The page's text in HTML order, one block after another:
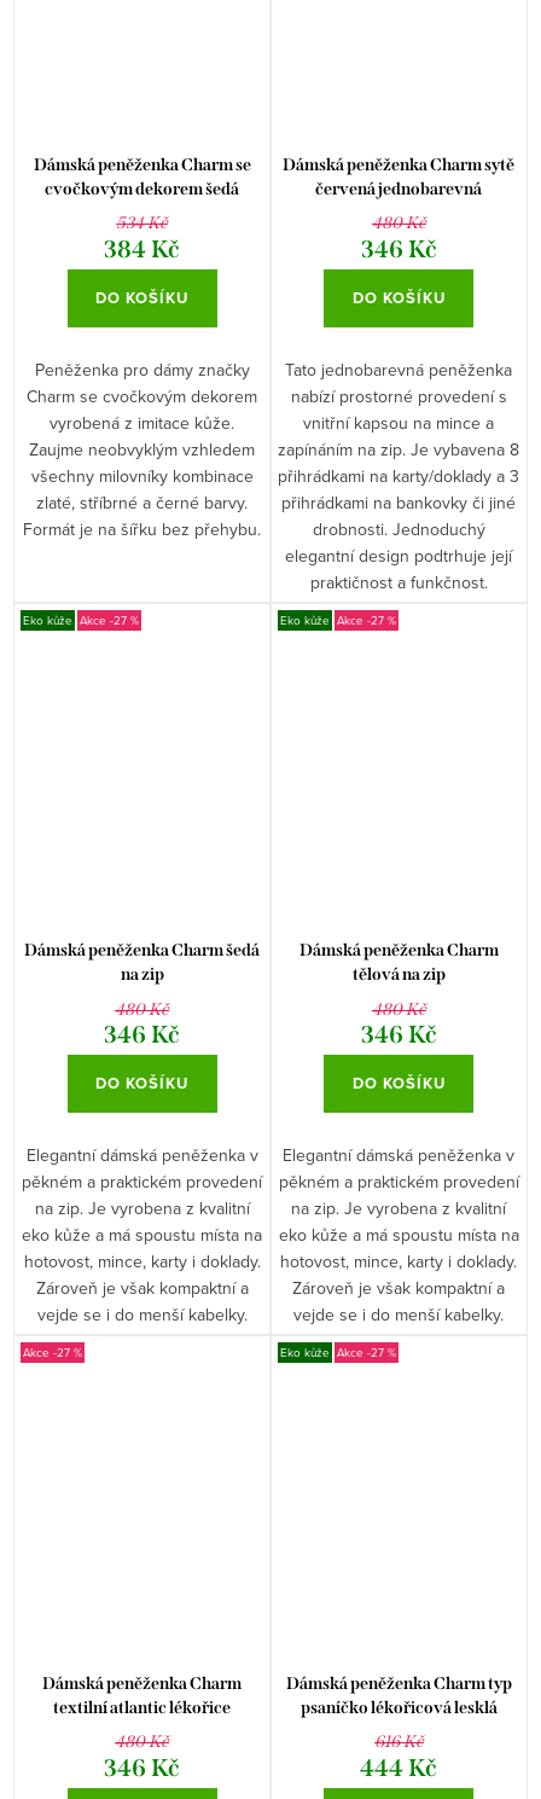
Dámská peněženka Charm se
cvočkovým dekorem šedá
534 Kč
384 Kč
DO KOŠÍKU
Peněženka pro dámy značky
Charm se cvočkovým dekorem
vyrobená z imitace kůže.
Zaujme neobvyklým vzhledem
všechny milovníky kombinace
zlaté, stříbrné a černé barvy.
Formát je na šířku bez přehybu.
Dámská peněženka Charm sytě
červená jednobarevná
480 Kč
346 Kč
DO KOŠÍKU
Tato jednobarevná peněženka
nabízí prostorné provedení s
vnitřní kapsou na mince a
zapínáním na zip. Je vybavena 8
přihrádkami na karty/doklady a 3
přihrádkami na bankovky či jiné
drobnosti. Jednoduchý
elegantní design podtrhuje její
praktičnost a funkčnost.
Eko kůže -27 %
Dámská peněženka Charm šedá
na zip
480 Kč
346 Kč
DO KOŠÍKU
Elegantní dámská peněženka v
pěkném a praktickém provedení
na zip. Je vyrobena z kvalitní
eko kůže a má spoustu místa na
hotovost, mince, karty i doklady.
Zároveň je však kompaktní a
vejde se i do menší kabelky.
Eko kůže -27 %
Dámská peněženka Charm
tělová na zip
480 Kč
346 Kč
DO KOŠÍKU
Elegantní dámská peněženka v
pěkném a praktickém provedení
na zip. Je vyrobena z kvalitní
eko kůže a má spoustu místa na
hotovost, mince, karty i doklady.
Zároveň je však kompaktní a
vejde se i do menší kabelky.
-27 %
Dámská peněženka Charm
textilní atlantic lékořice
480 Kč
346 Kč
Eko kůže -27 %
Dámská peněženka Charm typ
psaníčko lékořicová lesklá
616 Kč
444 Kč